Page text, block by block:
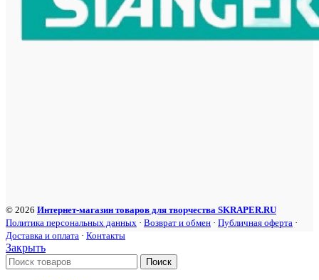
© 2026 Интернет-магазин товаров для творчества SKRAPER.RU
Политика персональных данных · Возврат и обмен · Публичная оферта ·
Доставка и оплата · Контакты
Закрыть
Поиск